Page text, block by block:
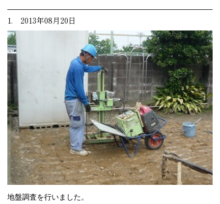
1. 2013年08月20日
地盤調査を行いました。